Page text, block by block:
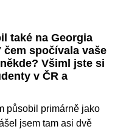
také na Georgia
čem spočívala vaše
Všiml jste si
v ČR a
působil primárně jako
jsem tam asi dvě